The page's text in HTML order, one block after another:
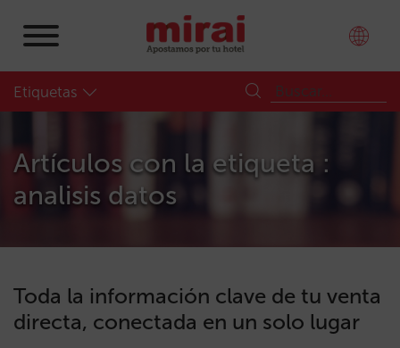
Etiquetas
Artículos con la etiqueta :
analisis datos
Toda la información clave de tu venta
directa, conectada en un solo lugar